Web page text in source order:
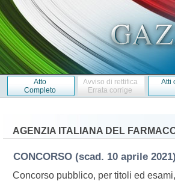
Atto
Completo
Avviso di rettifica
Errata corrige
Atti
AGENZIA ITALIANA DEL
CONCORSO (scad. 10 aprile
Concorso pubblico, per titoli ed